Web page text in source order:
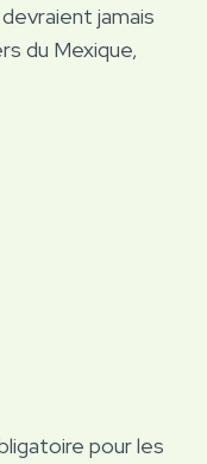
jamais
du Mexique,
pour les